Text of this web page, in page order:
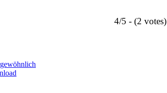
4/5 - (2 votes)